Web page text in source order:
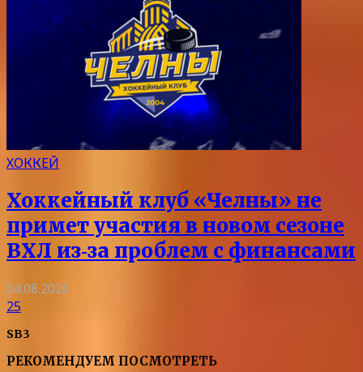
ХОККЕЙ
Хоккейный клуб «Челны» не
примет участия в новом сезоне
ВХЛ из‑за проблем с финансами
04.08.2026
25
SB3
РЕКОМЕНДУЕМ ПОСМОТРЕТЬ